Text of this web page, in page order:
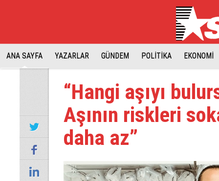
ANA SAYFA YAZARLAR GÜNDEM POLİTİKA EKONOMİ
“Hangi aşıyı
Aşının riskleri
daha az”